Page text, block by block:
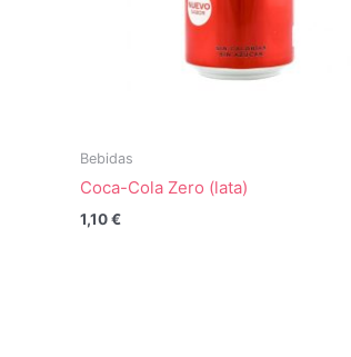
Bebidas
Coca-Cola Zero (lata)
1,10€